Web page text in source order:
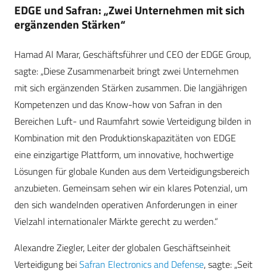
EDGE und Safran: „Zwei Unternehmen mit sich
ergänzenden Stärken“
Hamad Al Marar, Geschäftsführer und CEO der EDGE Group,
sagte: „Diese Zusammenarbeit bringt zwei Unternehmen
mit sich ergänzenden Stärken zusammen. Die langjährigen
Kompetenzen und das Know-how von Safran in den
Bereichen Luft- und Raumfahrt sowie Verteidigung bilden in
Kombination mit den Produktionskapazitäten von EDGE
eine einzigartige Plattform, um innovative, hochwertige
Lösungen für globale Kunden aus dem Verteidigungsbereich
anzubieten. Gemeinsam sehen wir ein klares Potenzial, um
den sich wandelnden operativen Anforderungen in einer
Vielzahl internationaler Märkte gerecht zu werden.“
Alexandre Ziegler, Leiter der globalen Geschäftseinheit
Verteidigung beiSafran Electronics and Defense, sagte: „Seit